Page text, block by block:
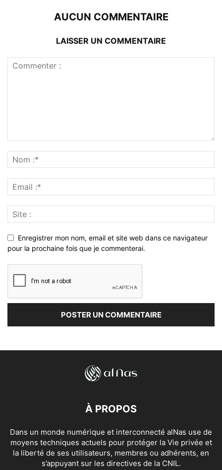
AUCUN COMMENTAIRE
LAISSER UN COMMENTAIRE
Enregistrer mon nom, email et site web dans ce navigateur
pour la prochaine fois que je commenterai.
À PROPOS
Dans un monde numérique et interconnecté alNas use de
moyens techniques actuels pour protéger la Vie privée et
la liberté de ses utilisateurs, membres ou adhérents, en
s’appuyant sur les directives de la CNIL.